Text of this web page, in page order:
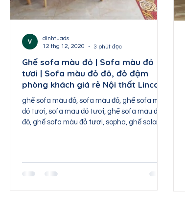
Ghế sofa màu đỏ | Sofa màu đỏ
tươi | Sofa màu đỏ đô, đỏ đậm
phòng khách giá rẻ Nội thất Linco
Tphcm
ghế sofa màu đỏ, sofa màu đỏ, ghế sofa màu
đỏ tươi, sofa màu đỏ tươi, ghế sofa màu đỏ
đô, ghế sofa màu đỏ tươi, sopha, ghế salong
dinhtuads
12 thg 12, 2020
3 phút đọc